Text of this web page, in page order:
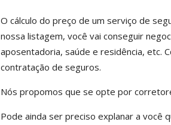
O cálculo do preço de um serviço de
nossa listagem, você vai conseguir
aposentadoria, saúde e residência, etc.
contratação de seguros.
Nós propomos que se opte por
Pode ainda ser preciso explanar a você